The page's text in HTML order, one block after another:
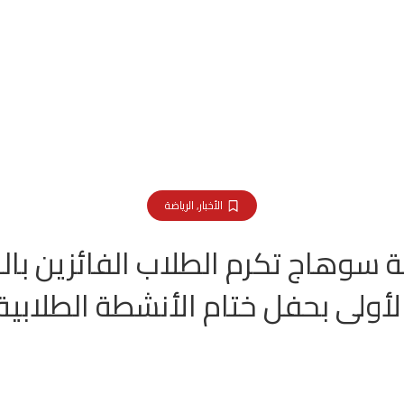
الأخبار,الرياضة
سوهاج تكرم الطلاب الفائزين
بحفل ختام الأنشطة